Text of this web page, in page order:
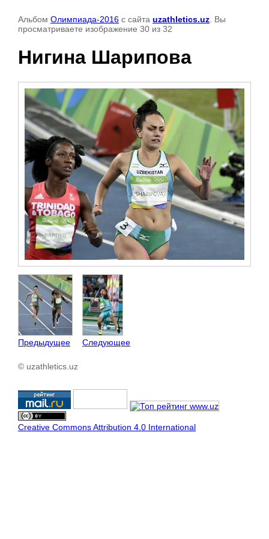
Альбом Олимпиада-2016 с сайта uzathletics.uz . Вы
просматриваете изображение 30 из 32
Нигина Шарипова
Предыдущее Следующее
© uzathletics.uz
Creative Commons Attribution 4.0 International